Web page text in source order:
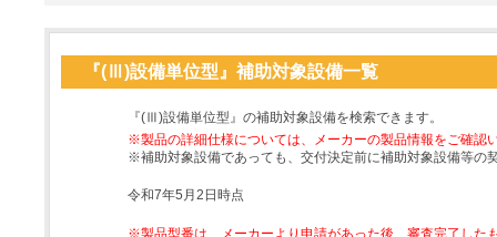
『(Ⅲ)設備単位型』補助対象設備一覧
『(Ⅲ)設備単位型』の補助対象設備を検索できます。
※製品の詳細仕様については、メーカーの製品情報をご確認
※補助対象設備であっても、交付決定前に補助対象設備等の
令和7年5月2日時点
※製品型番は、メーカーより申請があった後、審査完了した